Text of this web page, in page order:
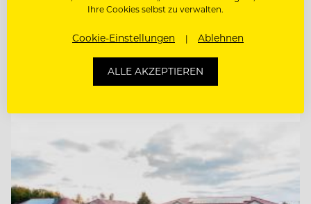
KOCH (M/W/D) CASINO
HEAD OF SALES (M/W/D)
Ihre Cookies selbst zu verwalten.
Cookie-Einstellungen Ablehnen
ALLE AKZEPTIEREN